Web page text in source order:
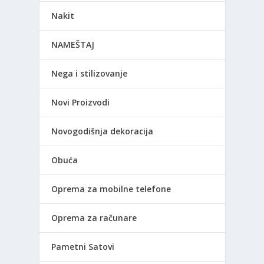
Nakit
NAMEŠTAJ
Nega i stilizovanje
Novi Proizvodi
Novogodišnja dekoracija
Obuća
Oprema za mobilne telefone
Oprema za računare
Pametni Satovi